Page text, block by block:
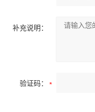
补充说明：
验证码：